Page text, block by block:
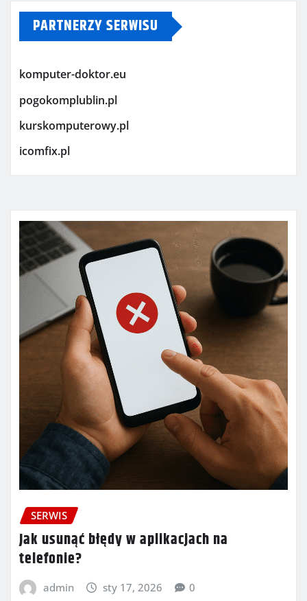
PARTNERZY SERWISU
komputer-doktor.eu
pogokomplublin.pl
kurskomputerowy.pl
icomfix.pl
SERWIS
Jak usunąć błędy w aplikacjach na
telefonie?
admin sty 17, 2026 0